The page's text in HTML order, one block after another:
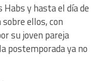
Habs y hasta el día de
ellos, con
su joven pareja
postemporada ya no